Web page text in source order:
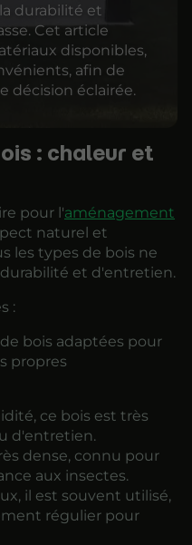
durabilité et
Cet article
disponibles,
afin de
décision éclairée.
: chaleur et
pour l'aménagement
naturel et
les types de bois ne
et d'entretien.
:
bois adaptées pour
propres
ce bois est très
d'entretien.
dense, connu pour
aux insectes.
il est souvent utilisé,
régulier pour